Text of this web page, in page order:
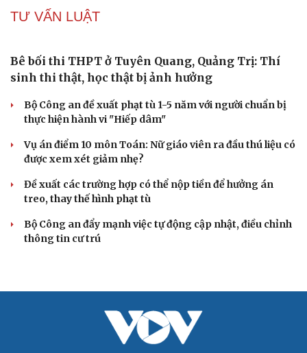
Biên phòng Quảng Trị ngăn chặn vận chuyển
2 đối tượng lừa đảo hơn 7 tỷ đồng bằng thủ đoạn "vay
đáo hạn ngân hàng"
Tạm giam cha dượng hành hạ, bắt bé gái 11 tuổi quỳ đến
1 giờ sáng
Bị bắt sau khi qua Campuchia mua súng quân dụng để
"phòng thân"
Bắt giam nữ TikToker Phượng Nguyễn
VỤ ÁN